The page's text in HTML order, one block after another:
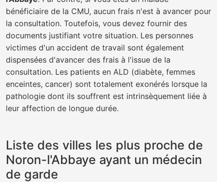
bénéficiaire de la CMU, aucun frais n'est à avancer pour
la consultation. Toutefois, vous devez fournir des
documents justifiant votre situation. Les personnes
victimes d'un accident de travail sont également
dispensées d'avancer des frais à l'issue de la
consultation. Les patients en ALD (diabète, femmes
enceintes, cancer) sont totalement exonérés lorsque la
pathologie dont ils souffrent est intrinsèquement liée à
leur affection de longue durée.
Liste des villes les plus proche de
Noron-l'Abbaye ayant un médecin
de garde